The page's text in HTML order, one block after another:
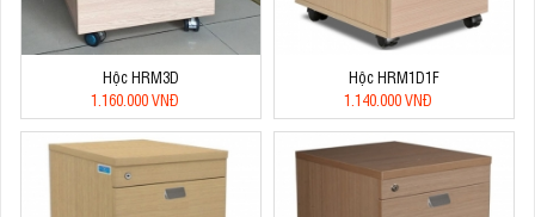
Hộc HRM3D
1.160.000 VNĐ
Hộc HRM1D1F
1.140.000 VNĐ